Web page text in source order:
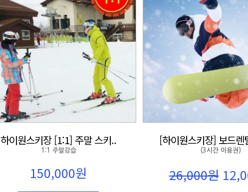
하이원스키장 [1:1] 주말 스키..
1:1 주말강습
150,000원
[하이원스키장] 보드렌
(3시간 이용권)
26,000원